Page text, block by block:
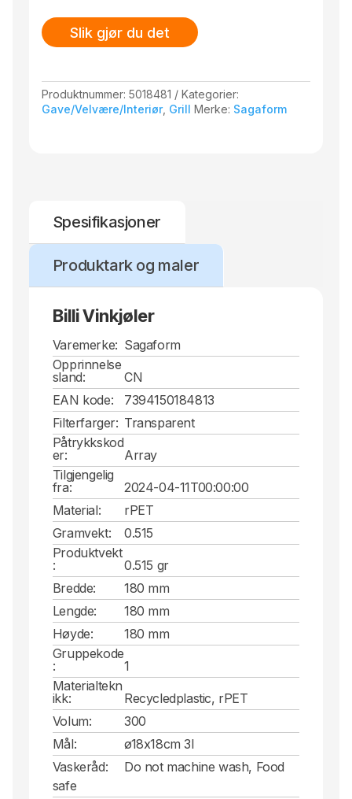
Vi anbefaler håndvask for å forlenge levetiden.
Beregnet for kjølte drikker.
Slik gjør du det
Produktnummer:5018481
Kategorier:
Gave/Velvære/Interiør, Grill Merke: Sagaform
Spesifikasjoner
Produktark og maler
Billi Vinkjøler
Varemerke: Sagaform
Opprinnelse
sland:
CN
EAN kode:
7394150184813
Filterfarger: Transparent
Påtrykkskod
er:
Array
Tilgjengelig
fra:
2024-04-11T00:00:00
Material:
rPET
Gramvekt:
0.515
Produktvekt
:
0.515 gr
Bredde:
180 mm
Lengde:
180 mm
Høyde:
180 mm
Gruppekode
:
1
Materialtekn
ikk:
Recycledplastic, rPET
Volum:
300
Mål:
ø18x18cm 3l
Vaskeråd:
Do not machine wash, Food
safe